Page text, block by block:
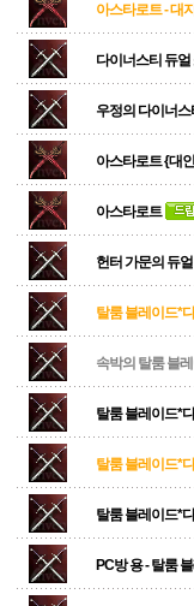
아스타로트 - 대지
다이너스티 듀얼
우정의 다이너스
아스타로트 {대
아스타로트
헌터 가문의 듀
탈룸 블레이드*
속박의 탈룸 블
탈룸 블레이드*
탈룸 블레이드*
탈룸 블레이드*
PC방 용 - 탈룸